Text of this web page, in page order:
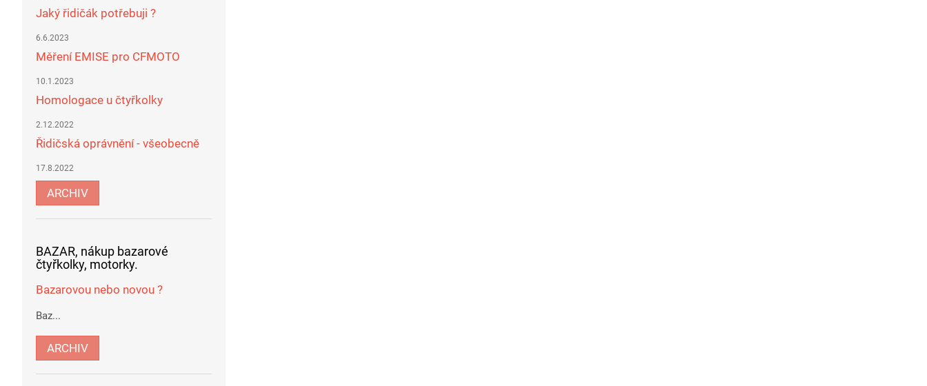
Jaký řidičák potřebuji ?
6.6.2023
Měření EMISE pro CFMOTO
10.1.2023
Homologace u čtyřkolky
2.12.2022
Řidičská oprávnění - všeobecně
17.8.2022
ARCHIV
BAZAR, nákup bazarové
čtyřkolky, motorky.
Bazarovou nebo novou ?
Baz...
ARCHIV